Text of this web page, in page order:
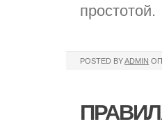
простотой.
POSTED BYADMIN